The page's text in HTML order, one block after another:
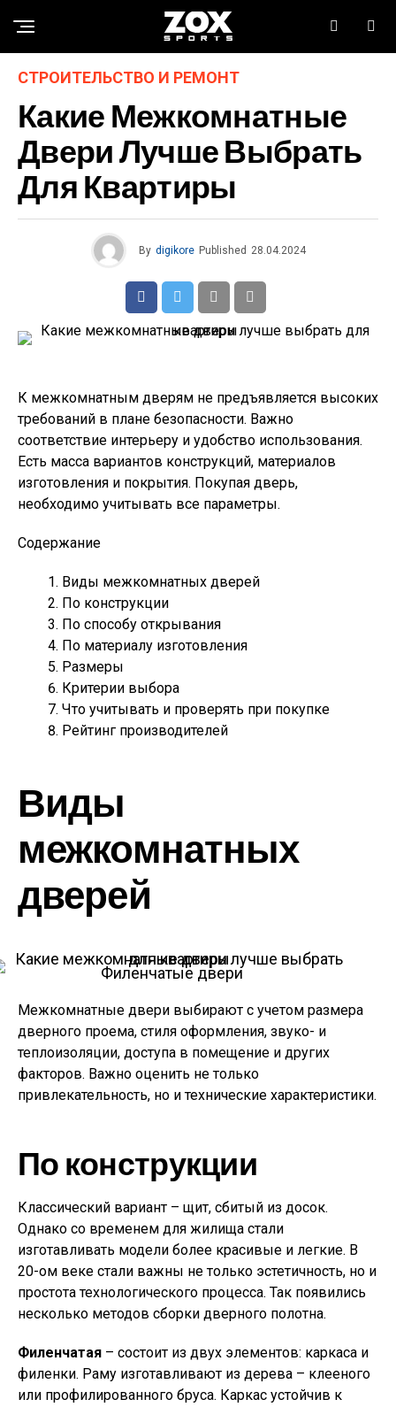
СТРОИТЕЛЬСТВО И РЕМОНТ
Какие Межкомнатные
Двери Лучше Выбрать
Для Квартиры
By digikore Published 28.04.2024
К межкомнатным дверям не предъявляется высоких
требований в плане безопасности. Важно
соответствие интерьеру и удобство использования.
Есть масса вариантов конструкций, материалов
изготовления и покрытия. Покупая дверь,
необходимо учитывать все параметры.
Содержание
Виды межкомнатных дверей
По конструкции
По способу открывания
По материалу изготовления
Размеры
Критерии выбора
Что учитывать и проверять при покупке
Рейтинг производителей
Виды
межкомнатных
дверей
Филенчатые двери
Межкомнатные двери выбирают с учетом размера
дверного проема, стиля оформления, звуко- и
теплоизоляции, доступа в помещение и других
факторов. Важно оценить не только
привлекательность, но и технические характеристики.
По конструкции
Классический вариант – щит, сбитый из досок.
Однако со временем для жилища стали
изготавливать модели более красивые и легкие. В
20-ом веке стали важны не только эстетичность, но и
простота технологического процесса. Так появились
несколько методов сборки дверного полотна.
Филенчатая – состоит из двух элементов: каркаса и
филенки. Раму изготавливают из дерева – клееного
или профилированного бруса. Каркас устойчив к